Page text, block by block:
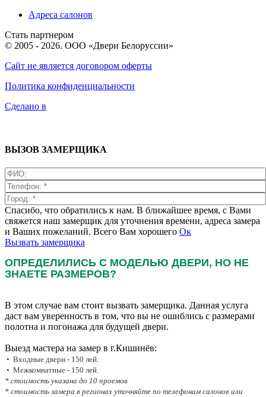
Адреса салонов
Стать партнером
© 2005 - 2026. ООО «Двери Белоруссии»
Сайт не является договором оферты
Политика конфиденциальности
Сделано в
ВЫЗОВ ЗАМЕРЩИКА
Спасибо, что обратились к нам. В ближайшее время, с Вами
свяжется наш замерщик для уточнения времени, адреса замера
и Ваших пожеланий. Всего Вам хорошего Ок
Вызвать замерщика
ОПРЕДЕЛИЛИСЬ С МОДЕЛЬЮ ДВЕРИ, НО НЕ
ЗНАЕТЕ РАЗМЕРОВ?
В этом случае вам стоит вызвать замерщика. Данная услуга
даст вам уверенность в том, что вы не ошиблись с размерами
полотна и погонажа для будущей двери.
Выезд мастера на замер в г.Кишинёв:
• Входные двери - 150 лей.
• Межкомнатные - 150 лей.
* стоимость указана до 10 проемов
* стоимость замера в регионах уточняйте по телефонам салонов или